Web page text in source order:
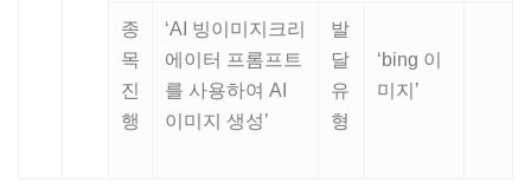
종
목
진
행
‘AI 빙이미지크리
에이터 프롬프트
를 사용하여 AI
이미지 생성’
발
달
유
형
‘bing 이
미지’